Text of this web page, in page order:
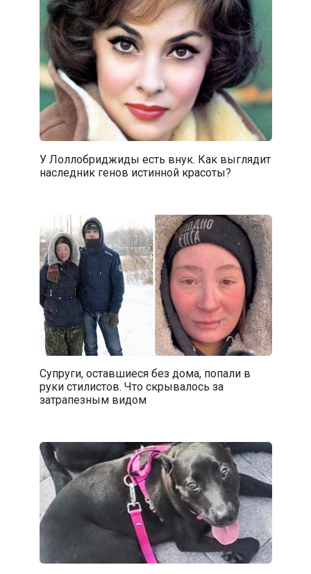
У Лоллобриджиды есть внук. Как выглядит
наследник генов истинной красоты?
Супруги, оставшиеся без дома, попали в
руки стилистов. Что скрывалось за
затрапезным видом